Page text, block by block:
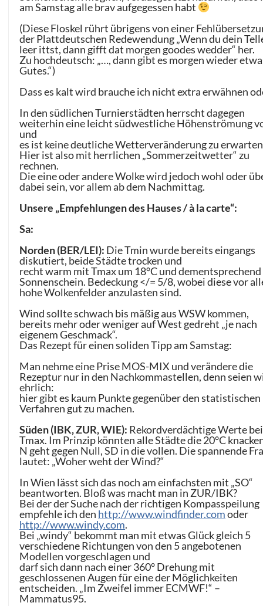
am Samstag alle brav aufgegessen habt
(Diese Floskel rührt übrigens von einer
der Plattdeutschen Redewendung „Wenn du dein
leer ittst, dann gifft dat morgen goodes wedder“ her.
Zu hochdeutsch: „…, dann gibt es morgen wieder
Gutes.“)
Dass es kalt wird brauche ich nicht extra erwähnen
In den südlichen Turnierstädten herrscht dagegen
weiterhin eine leicht südwestliche Höhenströmung
und
es ist keine deutliche Wetterveränderung zu
Hier ist also mit herrlichen „Sommerzeitwetter“ zu
rechnen.
Die eine oder andere Wolke wird jedoch wohl oder
dabei sein, vor allem ab dem Nachmittag.
Unsere „Empfehlungen des Hauses / à la carte“:
Sa:
Norden (BER/LEI): Die Tmin wurde bereits eingangs
diskutiert, beide Städte trocken und
recht warm mit Tmax um 18°C und
Sonnenschein. Bedeckung </= 5/8, wobei diese vor
hohe Wolkenfelder anzulasten sind.
Wind sollte schwach bis mäßig aus WSW kommen,
bereits mehr oder weniger auf West gedreht „je nach
eigenem Geschmack“.
Das Rezept für einen soliden Tipp am Samstag:
Man nehme eine Prise MOS-MIX und verändere die
Rezeptur nur in den Nachkommastellen, denn seien
ehrlich:
hier gibt es kaum Punkte gegenüber den statistischen
Verfahren gut zu machen.
Süden (IBK, ZUR, WIE): Rekordverdächtige Werte
Tmax. Im Prinzip könnten alle Städte die 20°C
N geht gegen Null, SD in die vollen. Die spannende
lautet: „Woher weht der Wind?“
In Wien lässt sich das noch am einfachsten mit „SO“
beantworten. Bloß was macht man in ZUR/IBK?
Bei der der Suche nach der richtigen Kompasspeilung
empfehle ich den http://www.windfinder.comoder
http://www.windy.com.
Bei „windy“ bekommt man mit etwas Glück gleich 5
verschiedene Richtungen von den 5 angebotenen
Modellen vorgeschlagen und
darf sich dann nach einer 360° Drehung mit
geschlossenen Augen für eine der Möglichkeiten
entscheiden. „Im Zweifel immer ECMWF!“ –
Mammatus95.